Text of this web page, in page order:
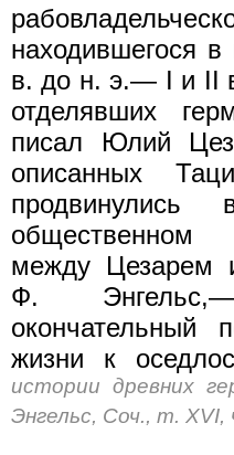
находившегося
в. до н. э.— I и II
отделявших
писал Юлий
описанных
общественном
между Цезарем
Ф. Энгельс,—
окончательный
жизни к
истории древних
Энгельс, Соч., т. XVI,